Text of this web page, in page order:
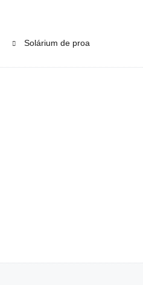
Solárium de proa